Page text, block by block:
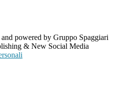
powered by Gruppo Spaggiari
& New Social Media